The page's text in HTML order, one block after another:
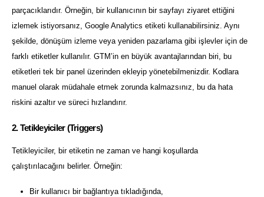
parçacıklarıdır. Örneğin, bir kullanıcının bir sayfayı ziyaret ettiğini
izlemek istiyorsanız, Google Analytics etiketi kullanabilirsiniz. Aynı
şekilde, dönüşüm izleme veya yeniden pazarlama gibi işlevler için de
farklı etiketler kullanılır. GTM’in en büyük avantajlarından biri, bu
etiketleri tek bir panel üzerinden ekleyip yönetebilmenizdir. Kodlara
manuel olarak müdahale etmek zorunda kalmazsınız, bu da hata
riskini azaltır ve süreci hızlandırır.
2. Tetikleyiciler (Triggers)
Tetikleyiciler, bir etiketin ne zaman ve hangi koşullarda
çalıştırılacağını belirler. Örneğin:
Bir kullanıcı bir bağlantıya tıkladığında,